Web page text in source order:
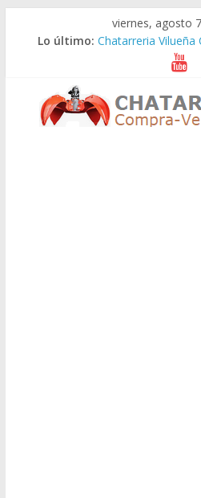
viernes, agosto
Lo último: Chatarreria Vilueña
Chatarreria Zuera
Chatarreria
Chatarreria Zaida
Chatarreria